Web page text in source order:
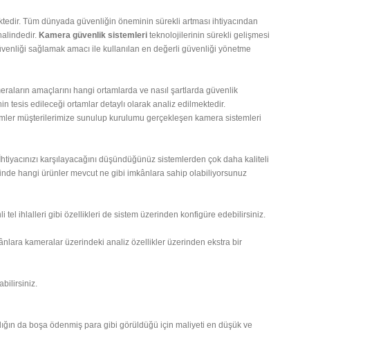
Tüm dünyada güvenliğin öneminin sürekli artması ihtiyacından
Kamera güvenlik sistemleri teknolojilerinin sürekli gelişmesi
sağlamak amacı ile kullanılan en değerli güvenliği yönetme
amaçlarını hangi ortamlarda ve nasıl şartlarda güvenlik
tesis edileceği ortamlar detaylı olarak analiz edilmektedir.
müşterilerimize sunulup kurulumu gerçekleşen kamera sistemleri
karşılayacağını düşündüğünüz sistemlerden çok daha kaliteli
hangi ürünler mevcut ne gibi imkânlara sahip olabiliyorsunuz
tel ihlalleri gibi özellikleri de sistem üzerinden konfigüre edebilirsiniz.
kameralar üzerindeki analiz özellikler üzerinden ekstra bir
da boşa ödenmiş para gibi görüldüğü için maliyeti en düşük ve